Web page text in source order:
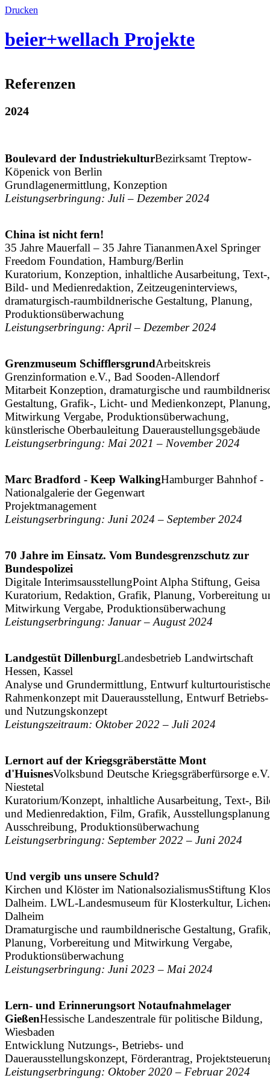
Drucken
beier+wellach Projekte
Referenzen
2024
Boulevard der IndustriekulturBezirksamt Treptow-
Köpenick von Berlin
Grundlagenermittlung, Konzeption
Leistungserbringung: Juli – Dezember 2024
China ist nicht fern!
35 Jahre Mauerfall – 35 Jahre TiananmenAxel Springer
Freedom Foundation, Hamburg/Berlin
Kuratorium, Konzeption, inhaltliche Ausarbeitung, Text-,
Bild- und Medienredaktion, Zeitzeugeninterviews,
dramaturgisch-raumbildnerische Gestaltung, Planung,
Produktionsüberwachung
Leistungserbringung: April – Dezember 2024
Grenzmuseum SchifflersgrundArbeitskreis
Grenzinformation e.V., Bad Sooden-Allendorf
Mitarbeit Konzeption, dramaturgische und
Gestaltung, Grafik-, Licht- und Medienkonzept, Planung,
Mitwirkung Vergabe, Produktionsüberwachung,
künstlerische Oberbauleitung Daueraustellungsgebäude
Leistungserbringung: Mai 2021 – November 2024
Marc Bradford - Keep WalkingHamburger Bahnhof -
Nationalgalerie der Gegenwart
Projektmanagement
Leistungserbringung: Juni 2024 – September 2024
70 Jahre im Einsatz. Vom Bundesgrenzschutz zur
Bundespolizei
Digitale InterimsausstellungPoint Alpha Stiftung, Geisa
Kuratorium, Redaktion, Grafik, Planung, Vorbereitung
Mitwirkung Vergabe, Produktionsüberwachung
Leistungserbringung: Januar – August 2024
Landgestüt DillenburgLandesbetrieb Landwirtschaft
Hessen, Kassel
Analyse und Grundermittlung, Entwurf
Rahmenkonzept mit Dauerausstellung, Entwurf Betriebs-
und Nutzungskonzept
Leistungszeitraum: Oktober 2022 – Juli 2024
Lernort auf der Kriegsgräberstätte Mont
d'HuisnesVolksbund Deutsche Kriegsgräberfürsorge
Niestetal
Kuratorium/Konzept, inhaltliche Ausarbeitung, Text-,
und Medienredaktion, Film, Grafik,
Ausschreibung, Produktionsüberwachung
Leistungserbringung: September 2022 – Juni 2024
Und vergib uns unsere Schuld?
Kirchen und Klöster im NationalsozialismusStiftung
Dalheim. LWL-Landesmuseum für Klosterkultur,
Dalheim
Dramaturgische und raumbildnerische Gestaltung,
Planung, Vorbereitung und Mitwirkung Vergabe,
Produktionsüberwachung
Leistungserbringung: Juni 2023 – Mai 2024
Lern- und Erinnerungsort Notaufnahmelager
GießenHessische Landeszentrale für politische Bildung,
Wiesbaden
Entwicklung Nutzungs-, Betriebs- und
Dauerausstellungskonzept, Förderantrag,
Leistungserbringung: Oktober 2020 – Februar 2024